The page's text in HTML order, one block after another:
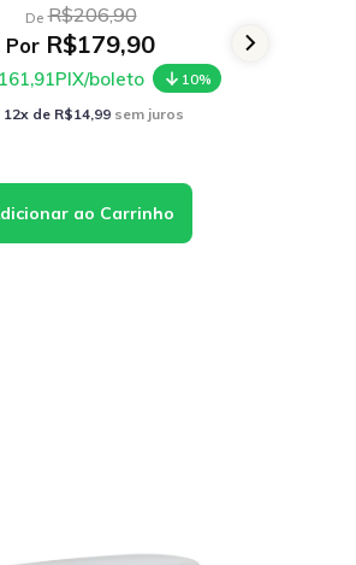
De R$206,90
PorR$179,90
R$161,91PIX/boleto
10%
12x de R$14,99sem juros